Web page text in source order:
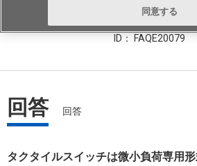
ID： FAQE20079
回答 回答
タクタイルスイッチは微小負荷専用
同意する